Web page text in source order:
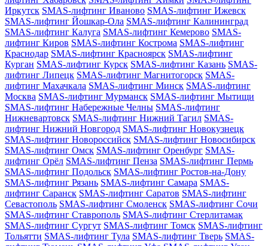
Иркутск SMAS-лифтинг Иваново SMAS-лифтинг Ижевск
SMAS-лифтинг Йошкар-Ола SMAS-лифтинг Калининград
SMAS-лифтинг Калуга SMAS-лифтинг Кемерово SMAS-
лифтинг Киров SMAS-лифтинг Кострома SMAS-лифтинг
Краснодар SMAS-лифтинг Красноярск SMAS-лифтинг
Курган SMAS-лифтинг Курск SMAS-лифтинг Казань SMAS-
лифтинг Липецк SMAS-лифтинг Магнитогорск SMAS-
лифтинг Махачкала SMAS-лифтинг Минск SMAS-лифтинг
Москва SMAS-лифтинг Мурманск SMAS-лифтинг Мытищи
SMAS-лифтинг Набережные Челны SMAS-лифтинг
Нижневартовск SMAS-лифтинг Нижний Тагил SMAS-
лифтинг Нижний Новгород SMAS-лифтинг Новокузнецк
SMAS-лифтинг Новороссийск SMAS-лифтинг Новосибирск
SMAS-лифтинг Омск SMAS-лифтинг Оренбург SMAS-
лифтинг Орёл SMAS-лифтинг Пенза SMAS-лифтинг Пермь
SMAS-лифтинг Подольск SMAS-лифтинг Ростов-на-Дону
SMAS-лифтинг Рязань SMAS-лифтинг Самара SMAS-
лифтинг Саранск SMAS-лифтинг Саратов SMAS-лифтинг
Севастополь SMAS-лифтинг Смоленск SMAS-лифтинг Сочи
SMAS-лифтинг Ставрополь SMAS-лифтинг Стерлитамак
SMAS-лифтинг Сургут SMAS-лифтинг Томск SMAS-лифтинг
Тольятти SMAS-лифтинг Тула SMAS-лифтинг Тверь SMAS-